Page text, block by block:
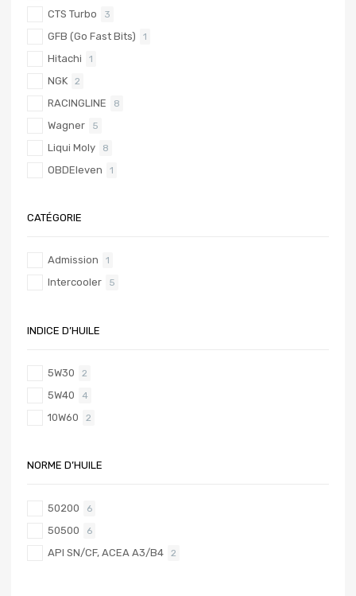
CTS Turbo 3
GFB (Go Fast Bits) 1
Hitachi 1
NGK 2
RACINGLINE 8
Wagner 5
Liqui Moly 8
OBDEleven 1
CATÉGORIE
Admission 1
Intercooler 5
INDICE D’HUILE
5W30 2
5W40 4
10W60 2
NORME D’HUILE
50200 6
50500 6
API SN/CF, ACEA A3/B4 2